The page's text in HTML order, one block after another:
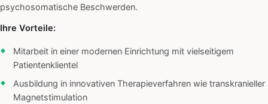
psychosomatische Beschwerden.
Ihre Vorteile:
Mitarbeit in einer modernen Einrichtung mit vielseitigem
Patientenklientel
Ausbildung in innovativen Therapieverfahren wie transkranieller
Magnetstimulation